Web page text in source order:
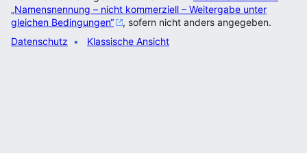
„Namensnennung – nicht kommerziell – Weitergabe unter
gleichen Bedingungen“
, sofern nicht anders angegeben.
Datenschutz
Klassische Ansicht